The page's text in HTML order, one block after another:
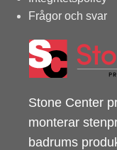
Frågor och svar
Stone Center
monterar
badrums